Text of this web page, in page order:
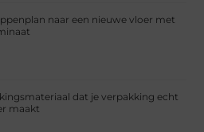
naar een nieuwe vloer met
dat je verpakking echt
maakt